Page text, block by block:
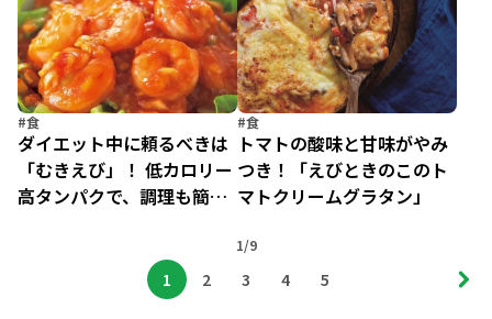
#食
ダイエット中に頼るべきは
「むきえび」！ 低カロリー
高タンパクで、調理も簡
#食
トマトの酸味と甘味がやみ
つき！「えびときのこのト
マトクリームグラタン」
1/9
1 2 3 4 5